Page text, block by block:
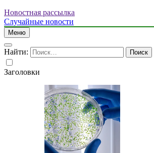
Новостная рассылка
Случайные новости
Меню
Найти:
Заголовки